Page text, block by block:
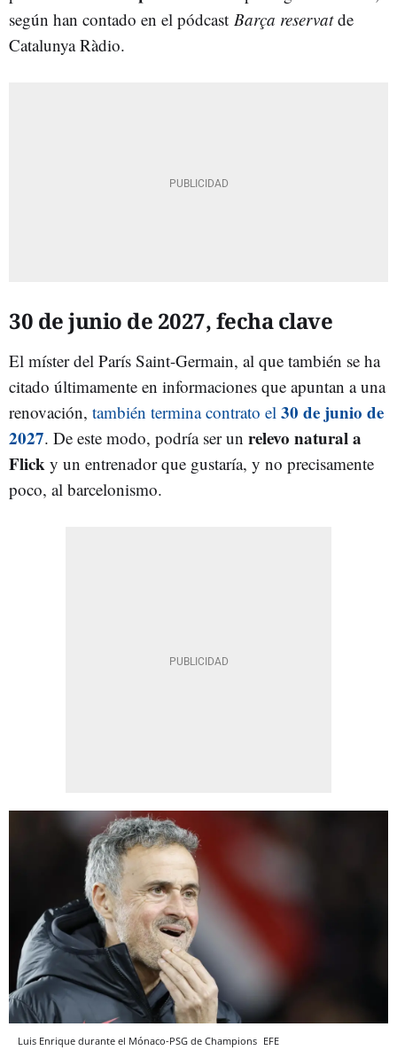
según han contado en el pódcast Barça reservatde
Catalunya Ràdio.
30 de junio de 2027, fecha clave
El míster del París Saint-Germain, al que también se ha
citado últimamente en informaciones que apuntan a una
renovación, también termina contrato el 30 de junio de
2027. De este modo, podría ser un relevo natural a
Flick y un entrenador que gustaría, y no precisamente
poco, al barcelonismo.
Luis Enrique durante el Mónaco-PSG de Champions EFE